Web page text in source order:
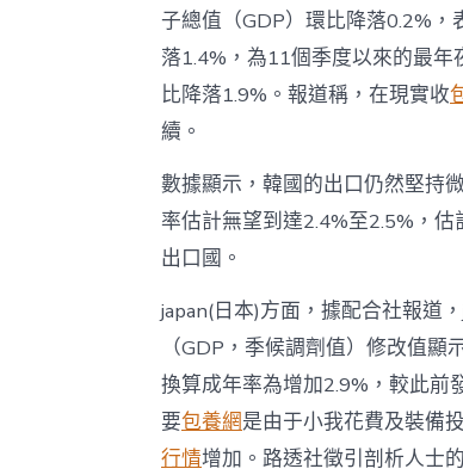
子總值（GDP）環比降落0.2%
落1.4%，為11個季度以來的最
比降落1.9%。報道稱，在現實收
續。
數據顯示，韓國的出口仍然堅持
率估計無望到達2.4%至2.5%，
出口國。
japan(日本)方面，據配合社報道
（GDP，季候調劑值）修改值
換算成年率為增加2.9%，較此前
要包養網是由于小我花費及裝備
行情增加。路透社徵引剖析人士